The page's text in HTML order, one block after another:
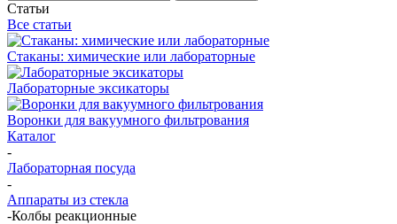
Статьи
Все статьи
Стаканы: химические или лабораторные
Лабораторные эксикаторы
Воронки для вакуумного фильтрования
Каталог
-
Лабораторная посуда
-
Аппараты из стекла
-Колбы реакционные